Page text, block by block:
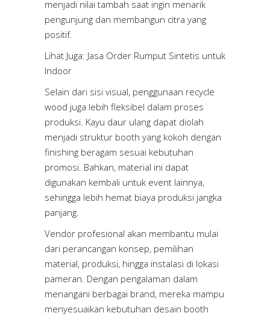
menjadi nilai tambah saat ingin menarik
pengunjung dan membangun citra yang
positif.
Lihat Juga: Jasa Order Rumput Sintetis untuk
Indoor
Selain dari sisi visual, penggunaan recycle
wood juga lebih fleksibel dalam proses
produksi. Kayu daur ulang dapat diolah
menjadi struktur booth yang kokoh dengan
finishing beragam sesuai kebutuhan
promosi. Bahkan, material ini dapat
digunakan kembali untuk event lainnya,
sehingga lebih hemat biaya produksi jangka
panjang.
Vendor profesional akan membantu mulai
dari perancangan konsep, pemilihan
material, produksi, hingga instalasi di lokasi
pameran. Dengan pengalaman dalam
menangani berbagai brand, mereka mampu
menyesuaikan kebutuhan desain booth